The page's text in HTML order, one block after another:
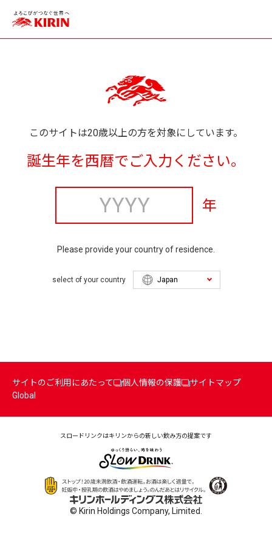
このサイトは20歳以上の方を対象にしています。
誕生年を西暦でご入力ください。
年
Please provide your country of residence.
select of your country
サイトのご利用にあたって 個人情報の保護
サイトマップ
Global
スロードリンクはキリンからの新しい飲み方の提案です
© Kirin Holdings Company, Limited.